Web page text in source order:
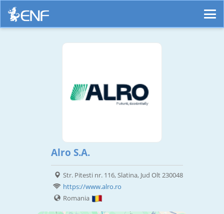
Alro S.A.
Str. Pitesti nr. 116, Slatina, Jud Olt 230048
https://www.alro.ro
Romania